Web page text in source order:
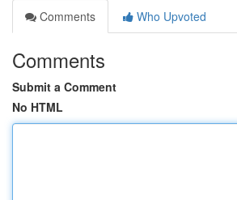
Comments
Who Upvoted
Comments
Submit a Comment
No HTML